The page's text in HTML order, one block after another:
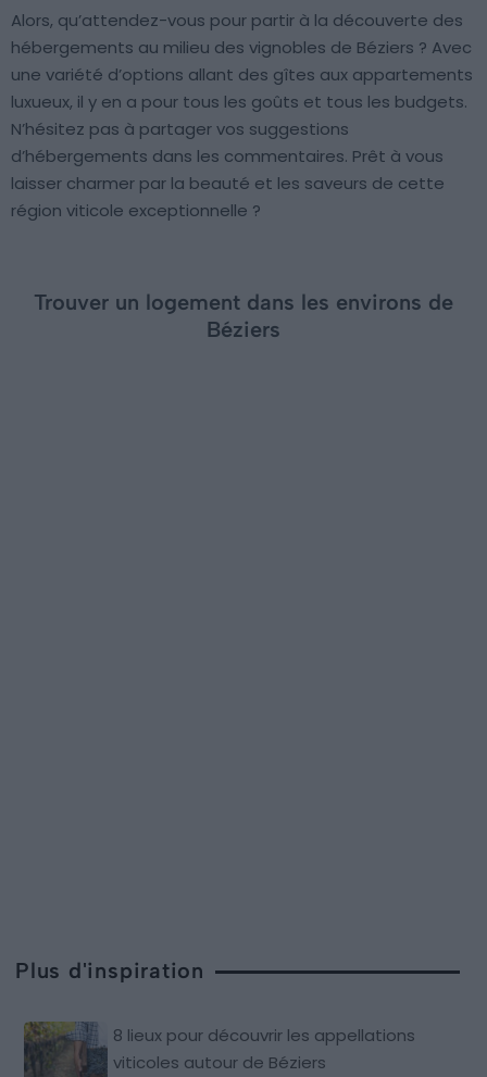
Alors, qu’attendez-vous pour partir à la découverte des
hébergements au milieu des vignobles de Béziers ? Avec
une variété d’options allant des gîtes aux appartements
luxueux, il y en a pour tous les goûts et tous les budgets.
N’hésitez pas à partager vos suggestions
d’hébergements dans les commentaires. Prêt à vous
laisser charmer par la beauté et les saveurs de cette
région viticole exceptionnelle ?
Trouver un logement dans les environs de
Béziers
Plus d'inspiration
8 lieux pour découvrir les appellations
viticoles autour de Béziers